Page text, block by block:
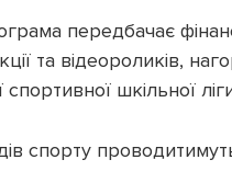
передбачає
та відеороликів,
шкільної
спорту